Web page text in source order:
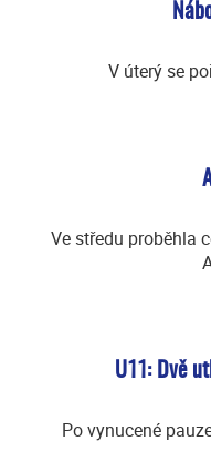
V úterý se
Ve středu proběhla
U11: Dvě
Po vynucené